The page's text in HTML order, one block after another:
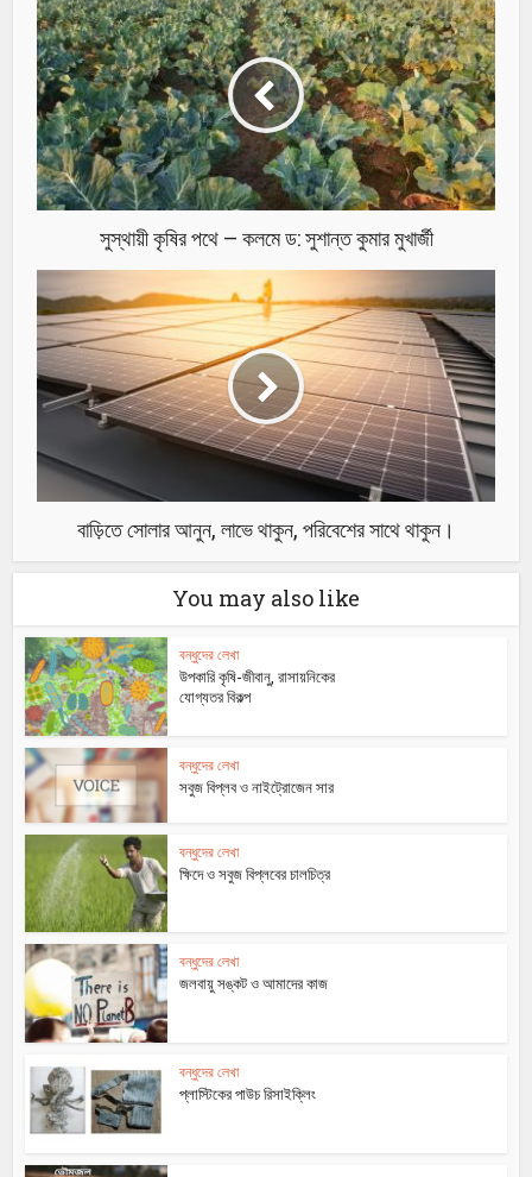
সুস্থায়ী কৃষির পথে – কলমে ড: সুশান্ত কুমার মুখার্জী
বাড়িতে সোলার আনুন, লাভে থাকুন, পরিবেশের সাথে থাকুন।
You may also like
বন্ধুদের লেখা
উপকারি কৃষি-জীবানু, রাসায়নিকের
যোগ্যতর বিকল্প
বন্ধুদের লেখা
সবুজ বিপ্লব ও নাইট্রোজেন সার
বন্ধুদের লেখা
ক্ষিদে ও সবুজ বিপ্লবের চালচিত্র
বন্ধুদের লেখা
জলবায়ু সঙ্কট ও আমাদের কাজ
বন্ধুদের লেখা
প্লাস্টিকের পাউচ রিসাইক্লিং